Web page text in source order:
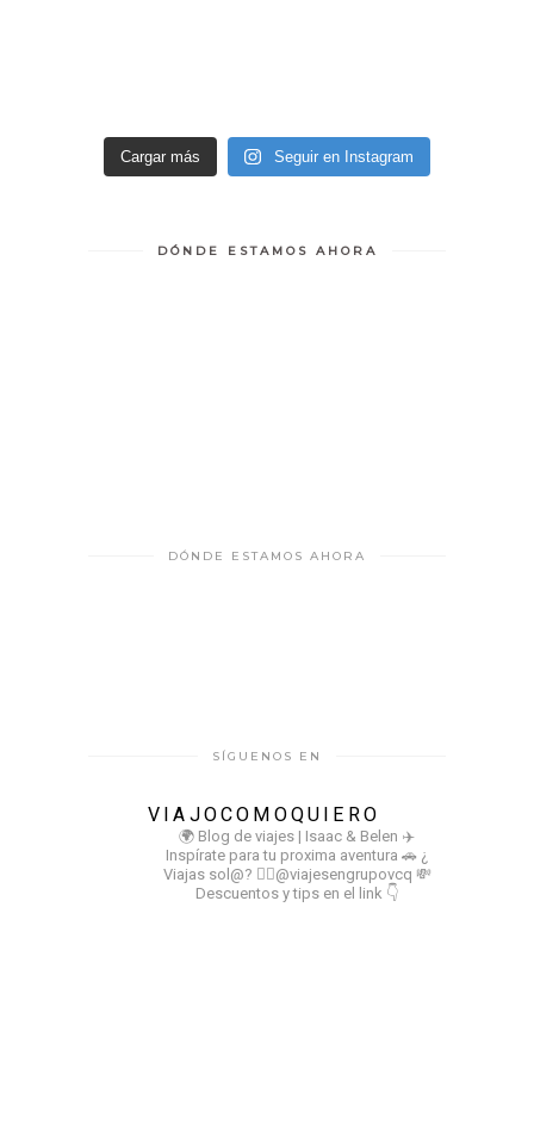
Cargar más Seguir en Instagram
DÓNDE ESTAMOS AHORA
DÓNDE ESTAMOS AHORA
SÍGUENOS EN
VIAJOCOMOQUIERO
🌍 Blog de viajes | Isaac & Belen ✈️
Inspírate para tu proxima aventura 🚗 ¿
Viajas sol@? 👉🏻@viajesengrupovcq 💸
Descuentos y tips en el link 👇